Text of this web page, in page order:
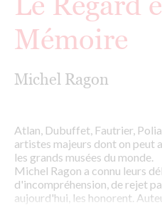
Mémoire
Michel Ragon
Atlan, Dubuffet, Fautrier,
artistes majeurs dont on peut
les grands musées du monde.
Michel Ragon a connu leurs
d'incompréhension, de rejet
aujourd'hui, les honorent.